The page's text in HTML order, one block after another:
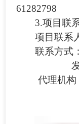
61282798
3.项目联
项目联系
联系方式：
代理机构